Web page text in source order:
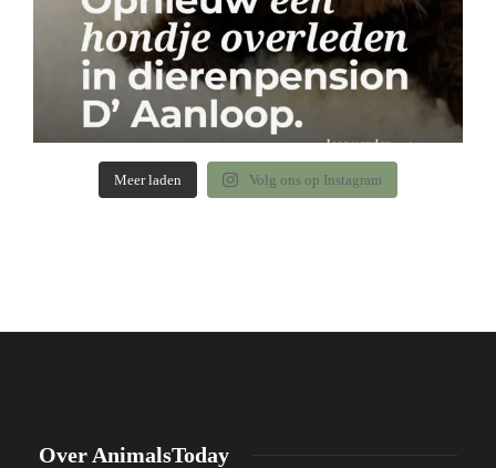
Meer laden Volg ons op Instagram
Over AnimalsToday